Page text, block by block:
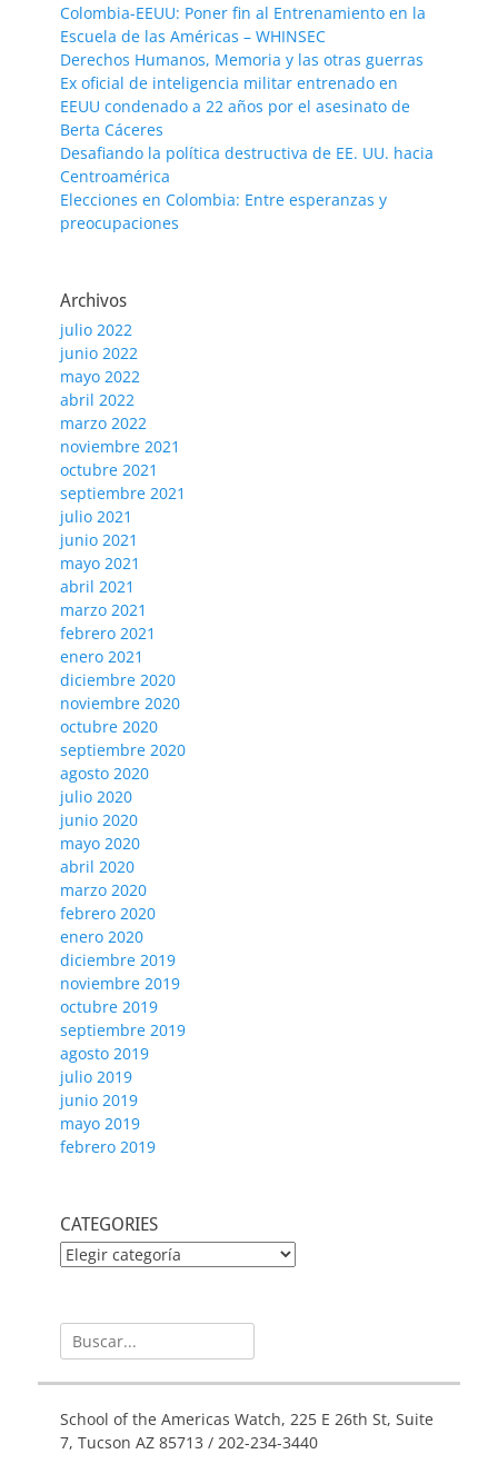
Colombia-EEUU: Poner fin al Entrenamiento en la
Escuela de las Américas – WHINSEC
Derechos Humanos, Memoria y las otras guerras
Ex oficial de inteligencia militar entrenado en
EEUU condenado a 22 años por el asesinato de
Berta Cáceres
Desafiando la política destructiva de EE. UU. hacia
Centroamérica
Elecciones en Colombia: Entre esperanzas y
preocupaciones
Archivos
julio 2022
junio 2022
mayo 2022
abril 2022
marzo 2022
noviembre 2021
octubre 2021
septiembre 2021
julio 2021
junio 2021
mayo 2021
abril 2021
marzo 2021
febrero 2021
enero 2021
diciembre 2020
noviembre 2020
octubre 2020
septiembre 2020
agosto 2020
julio 2020
junio 2020
mayo 2020
abril 2020
marzo 2020
febrero 2020
enero 2020
diciembre 2019
noviembre 2019
octubre 2019
septiembre 2019
agosto 2019
julio 2019
junio 2019
mayo 2019
febrero 2019
CATEGORIES
CATEGORIES
Buscar:
School of the Americas Watch, 225 E 26th St, Suite
7, Tucson AZ 85713 / 202-234-3440